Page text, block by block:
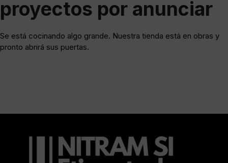
proyectos por anunciar
Se está cocinando algo grande. Nuestra tienda está en obras y
pronto abrirá sus puertas.